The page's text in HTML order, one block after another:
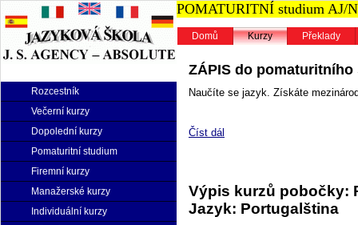
Rozcestník
Večerní kurzy
Dopolední kurzy
Pomaturitní studium
Firemní kurzy
Manažerské kurzy
Individuální kurzy
POMATURITNÍ studium AJ/
Domů Kurzy Překlady
ZÁPIS do pomaturitního
Naučíte se jazyk. Získáte
Číst dál
Výpis kurzů pobočky:
Jazyk: Portugalština